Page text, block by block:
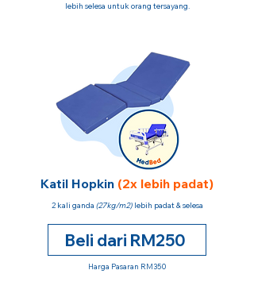
lebih selesa untuk orang tersayang.
Katil Hopkin (2x lebih padat)
2 kali ganda (27kg/m2)lebih padat & selesa
Beli dari RM250
Harga Pasaran RM350